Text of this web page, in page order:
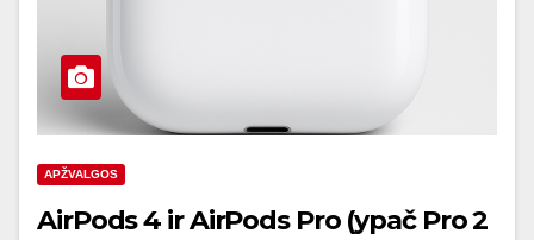
APŽVALGOS
AirPods 4 ir AirPods Pro (ypač Pro 2